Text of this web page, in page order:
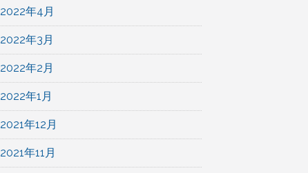
2022年4月
2022年3月
2022年2月
2022年1月
2021年12月
2021年11月